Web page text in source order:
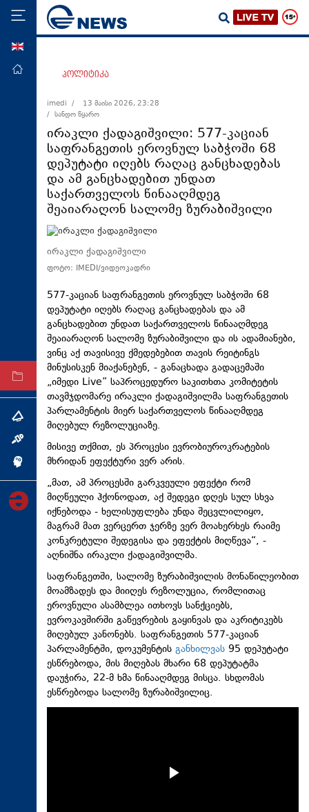
მთავარი
ეკონომიკა
მსოფლიო
ჯანდაცვა
საზოგადოება
სამართალი
თავდაცვა
რეგიონი
სპორტი
ტექნოლოგიები
ტაბლოიდი
ინქვიზიცია
პოლიტიკა
imedi /
13 მაისი 2026, 23:28
/ სანდო წყარო
ირაკლი ქადაგიშვილი: 577-კაციან
საფრანგეთის ეროვნულ საბჭოში 68
დეპუტატი იღებს რაღაც განცხადებას
და ამ განცხადებით უნდათ
საქართველოს წინააღმდეგ
შეაიარაღონ სალომე ზურაბიშვილი
ირაკლი ქადაგიშვილი
ფოტო: IMEDI/ვიდეოკადრი
577-კაციან საფრანგეთის ეროვნულ საბჭოში 68
დეპუტატი იღებს რაღაც განცხადებას და ამ
განცხადებით უნდათ საქართველოს წინააღმდეგ
შეაიარაღონ სალომე ზურაბიშვილი და ის ადამიანები,
ვინც აქ თავისივე ქმედებებით თავის რეიტინგს
მინუსისკენ მიაქანებენ, - განაცხადა გადაცემაში
„იმედი Live” საპროცედურო საკითხთა კომიტეტის
თავმჯდომარე ირაკლი ქადაგიშვილმა საფრანგეთის
პარლამენტის მიერ საქართველოს წინააღმდეგ
მიღებულ რეზოლუციაზე.
მისივე თქმით, ეს პროცესი ევრობიუროკრატების
მხრიდან ეფექტური ვერ არის.
„მათ, ამ პროცესში გარკვეული ეფექტი რომ
მიღწეული ჰქონოდათ, აქ შედეგი დღეს სულ სხვა
იქნებოდა - ხელისუფლება უნდა შეცვლილიყო,
მაგრამ მათ ვერცერთ ჯერზე ვერ მოახერხეს რაიმე
კონკრეტული შედეგისა და ეფექტის მიღწევა“, -
აღნიშნა ირაკლი ქადაგიშვილმა.
საფრანგეთში, სალომე ზურაბიშვილის მონაწილეობით
მოამზადეს და მიიღეს რეზოლუცია, რომლითაც
ეროვნული ასამბლეა ითხოვს სანქციებს,
ევროკავშირში გაწევრების გაყინვას და აკრიტიკებს
მიღებულ კანონებს. საფრანგეთის 577-კაციან
პარლამენტში, დოკუმენტის განხილვას 95 დეპუტატი
ესწრებოდა, მის მიღებას მხარი 68 დეპუტატმა
დაუჭირა, 22-მ ხმა წინააღმდეგ მისცა. სხდომას
ესწრებოდა სალომე ზურაბიშვილიც.